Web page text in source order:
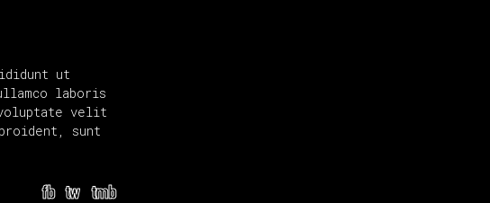
ut
laboris
velit
sunt
fb tw tmb